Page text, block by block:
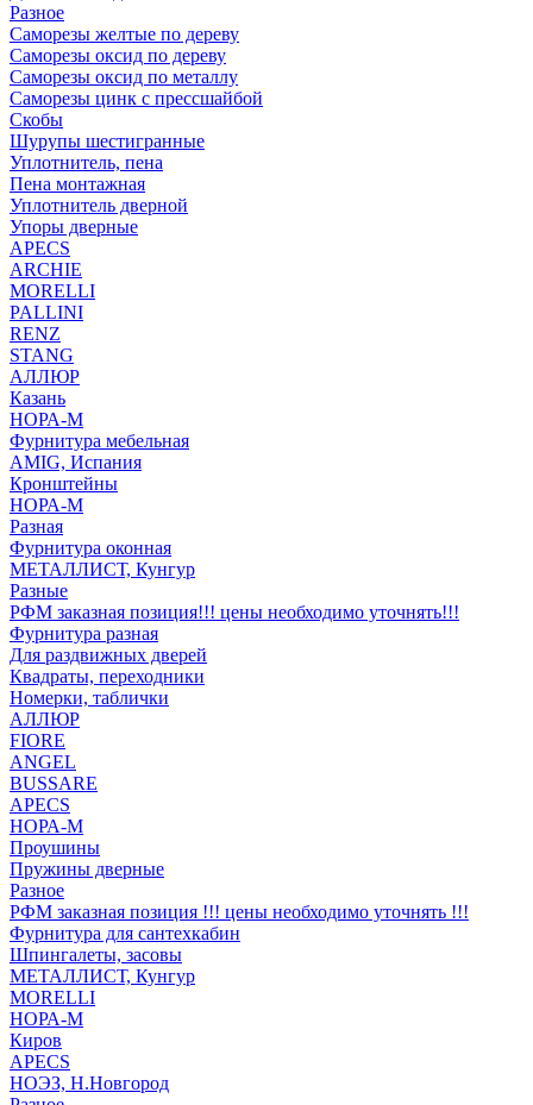
Разное
Саморезы желтые по дереву
Саморезы оксид по дереву
Саморезы оксид по металлу
Саморезы цинк с прессшайбой
Скобы
Шурупы шестигранные
Уплотнитель, пена
Пена монтажная
Уплотнитель дверной
Упоры дверные
APECS
ARCHIE
MORELLI
PALLINI
RENZ
STANG
АЛЛЮР
Казань
НОРА-М
Фурнитура мебельная
AMIG, Испания
Кронштейны
НОРА-М
Разная
Фурнитура оконная
МЕТАЛЛИСТ, Кунгур
Разные
РФМ заказная позиция!!! цены необходимо уточнять!!!
Фурнитура разная
Для раздвижных дверей
Квадраты, переходники
Номерки, таблички
АЛЛЮР
FIORE
ANGEL
BUSSARE
APECS
НОРА-М
Проушины
Пружины дверные
Разное
РФМ заказная позиция !!! цены необходимо уточнять !!!
Фурнитура для сантехкабин
Шпингалеты, засовы
МЕТАЛЛИСТ, Кунгур
MORELLI
НОРА-М
Киров
APECS
НОЭЗ, Н.Новгород